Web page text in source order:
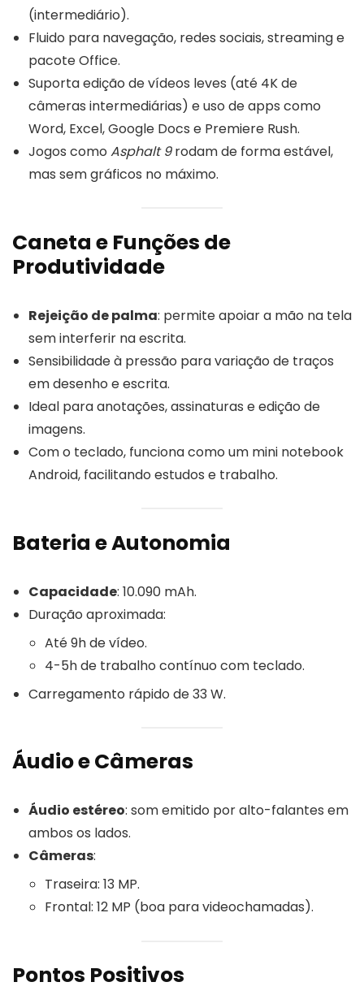
(intermediário).
Fluido para navegação, redes sociais, streaming e
pacote Office.
Suporta edição de vídeos leves (até 4K de
câmeras intermediárias) e uso de apps como
Word, Excel, Google Docs e Premiere Rush.
Jogos como Asphalt 9rodam de forma estável,
mas sem gráficos no máximo.
Caneta e Funções de
Produtividade
Rejeição de palma: permite apoiar a mão na tela
sem interferir na escrita.
Sensibilidade à pressão para variação de traços
em desenho e escrita.
Ideal para anotações, assinaturas e edição de
imagens.
Com o teclado, funciona como um mini notebook
Android, facilitando estudos e trabalho.
Bateria e Autonomia
Capacidade: 10.090 mAh.
Duração aproximada:
Até 9h de vídeo.
4-5h de trabalho contínuo com teclado.
Carregamento rápido de 33 W.
Áudio e Câmeras
Áudio estéreo: som emitido por alto-falantes em
ambos os lados.
Câmeras:
Traseira: 13 MP.
Frontal: 12 MP (boa para videochamadas).
Pontos Positivos